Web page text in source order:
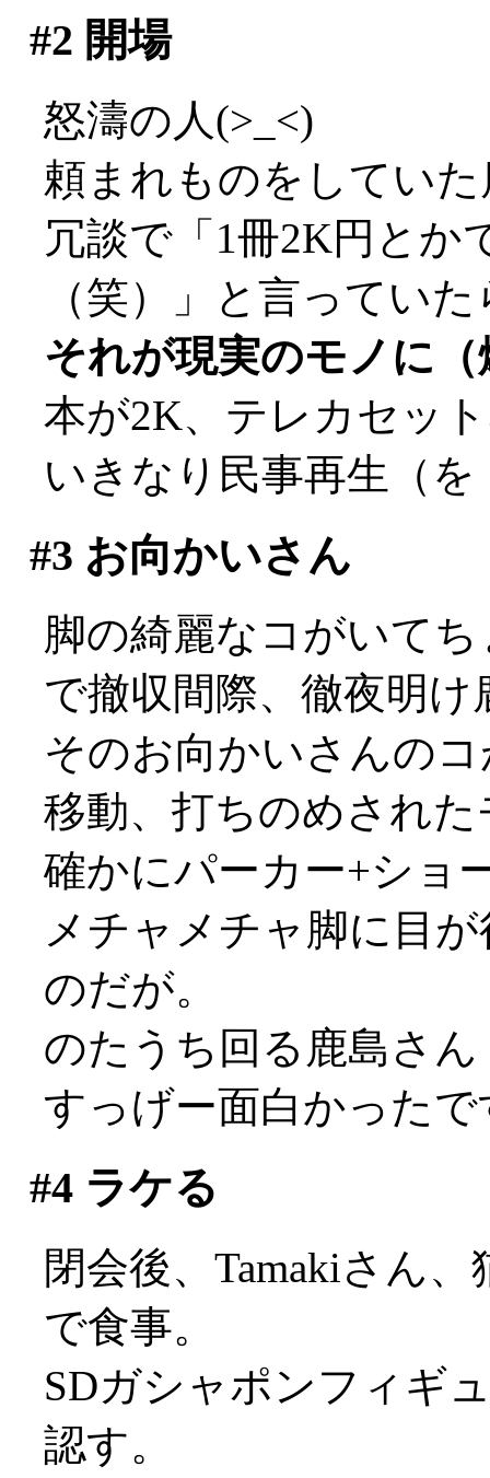
#2 開場
怒濤の人(>_<)
頼まれものをしてい
冗談で「1冊2K円とか
（笑）」と言っていた
それが現実のモノに（
本が2K、テレカセッ
いきなり民事再生（を
#3 お向かいさん
脚の綺麗なコがいて
で撤収間際、徹夜明
そのお向かいさんの
移動、打ちのめされ
確かにパーカー+ショ
メチャメチャ脚に目
のだが。
のたうち回る鹿島さ
すっげー面白かったで
#4ラケる
閉会後、Tamakiさん
で食事。
SDガシャポンフィギ
認す。